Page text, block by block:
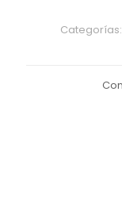
Categorías: